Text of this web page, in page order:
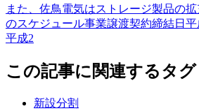
また、佐鳥電気はストレージ製品の
のスケジュール事業譲渡契約締結日平
平成2
この記事に関連するタグ
新設分割